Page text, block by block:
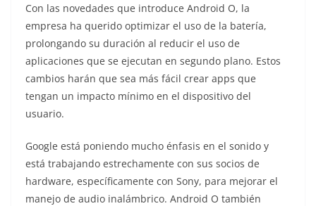
Con las novedades que introduce Android O, la
empresa ha querido optimizar el uso de la batería,
prolongando su duración al reducir el uso de
aplicaciones que se ejecutan en segundo plano. Estos
cambios harán que sea más fácil crear apps que
tengan un impacto mínimo en el dispositivo del
usuario.
Google está poniendo mucho énfasis en el sonido y
está trabajando estrechamente con sus socios de
hardware, específicamente con Sony, para mejorar el
manejo de audio inalámbrico. Android O también